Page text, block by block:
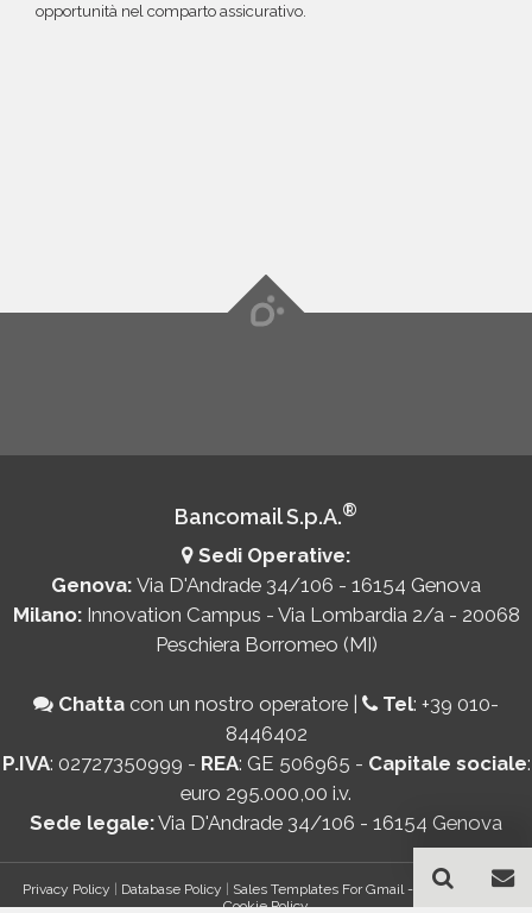
opportunità nel comparto assicurativo.
Bancomail S.p.A.®
Sedi Operative:
Genova: Via D'Andrade 34/106 - 16154 Genova
Milano: Innovation Campus - Via Lombardia 2/a - 20068
Peschiera Borromeo (MI)
Chatta con un nostro operatore | Tel: +39 010-
8446402
P.IVA: 02727350999 - REA: GE 506965 - Capitale sociale:
euro 295.000,00 i.v.
Sede legale:Via D'Andrade 34/106 - 16154 Genova
Privacy Policy | Database Policy | Sales Templates For Gmail - AddOn Policy|
Cookie Policy